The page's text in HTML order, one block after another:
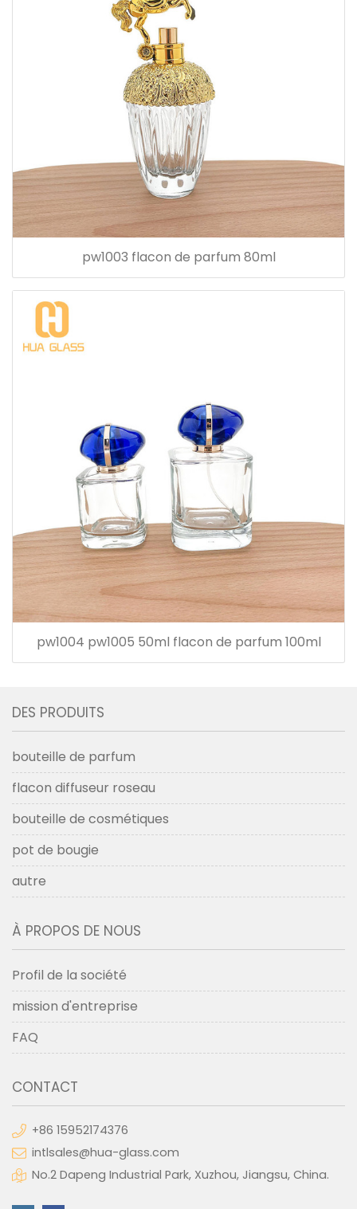
pw1003 flacon de parfum 80ml
pw1004 pw1005 50ml flacon de parfum 100ml
DES PRODUITS
bouteille de parfum
flacon diffuseur roseau
bouteille de cosmétiques
pot de bougie
autre
À PROPOS DE NOUS
Profil de la société
mission d'entreprise
FAQ
CONTACT
+86 15952174376
intlsales@hua-glass.com
No.2 Dapeng Industrial Park, Xuzhou, Jiangsu, China.